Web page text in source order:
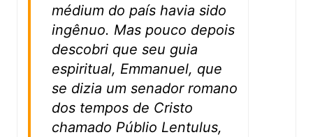
médium do país havia sido
ingênuo. Mas pouco depois
descobri que seu guia
espiritual, Emmanuel, que
se dizia um senador romano
dos tempos de Cristo
chamado Públio Lentulus,